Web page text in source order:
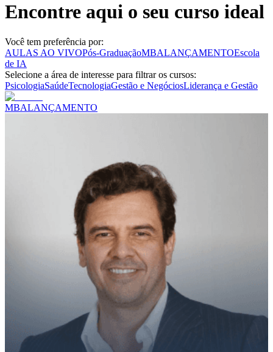
Encontre aqui o seu curso ideal
Você tem preferência por:
AULAS AO VIVOPós-GraduaçãoMBALANÇAMENTOEscola
de IA
Selecione a área de interesse para filtrar os cursos:
PsicologiaSaúdeTecnologiaGestão e NegóciosLiderança e Gestão
MBALANÇAMENTO